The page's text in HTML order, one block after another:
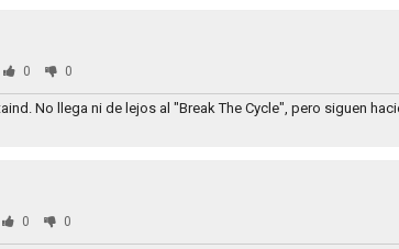
0 0
No llega ni de lejos al "Break The Cycle", pero siguen
0 0